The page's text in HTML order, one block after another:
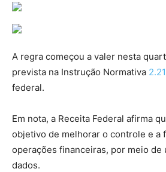
A regra começou a valer nesta
prevista na Instrução Normativa
federal.
Em nota, a Receita Federal afirma
objetivo de melhorar o controle e a
operações financeiras, por meio de
dados.